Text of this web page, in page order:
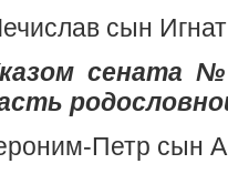
сын
сената
Петр сын